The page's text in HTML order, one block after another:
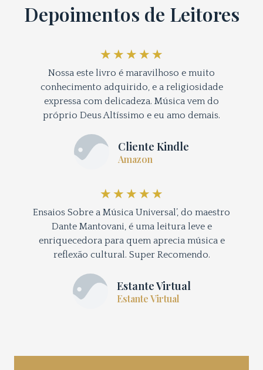
Depoimentos de Leitores
★ ★ ★ ★ ★
Nossa este livro é maravilhoso e muito
conhecimento adquirido, e a religiosidade
expressa com delicadeza. Música vem do
próprio Deus Altíssimo e eu amo demais.
Cliente Kindle
Amazon
★ ★ ★ ★ ★
Ensaios Sobre a Música Universal’, do maestro
Dante Mantovani, é uma leitura leve e
enriquecedora para quem aprecia música e
reflexão cultural. Super Recomendo.
Estante Virtual
Estante Virtual